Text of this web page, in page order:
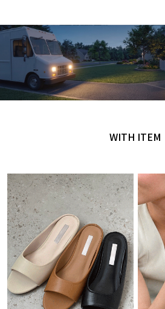
GET IT TODAY
WITH ITEM